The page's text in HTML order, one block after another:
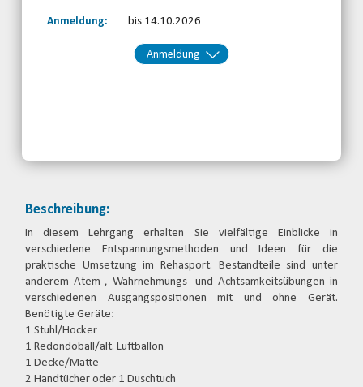
Anmeldung: bis 14.10.2026
Anmeldung
Beschreibung:
In diesem Lehrgang erhalten Sie vielfältige Einblicke in
verschiedene Entspannungsmethoden und Ideen für die
praktische Umsetzung im Rehasport. Bestandteile sind unter
anderem Atem-, Wahrnehmungs- und Achtsamkeitsübungen in
verschiedenen Ausgangspositionen mit und ohne Gerät.
Benötigte Geräte:
1 Stuhl/Hocker
1 Redondoball/alt. Luftballon
1 Decke/Matte
2 Handtücher oder 1 Duschtuch